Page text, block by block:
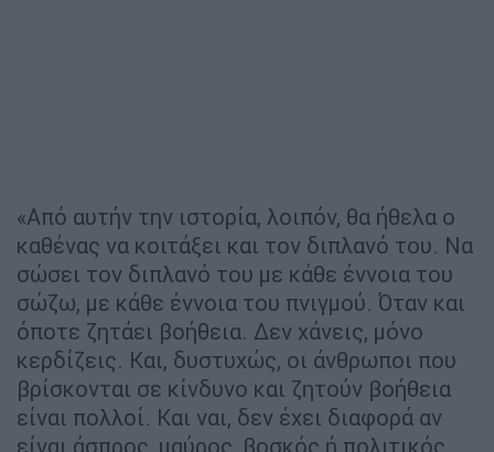
«Από αυτήν την ιστορία, λοιπόν, θα ήθελα ο
καθένας να κοιτάξει και τον διπλανό του. Να
σώσει τον διπλανό του με κάθε έννοια του
σώζω, με κάθε έννοια του πνιγμού. Όταν και
όποτε ζητάει βοήθεια. Δεν χάνεις, μόνο
κερδίζεις. Και, δυστυχώς, οι άνθρωποι που
βρίσκονται σε κίνδυνο και ζητούν βοήθεια
είναι πολλοί. Και ναι, δεν έχει διαφορά αν
είναι άσπρος, μαύρος, βοσκός ή πολιτικός